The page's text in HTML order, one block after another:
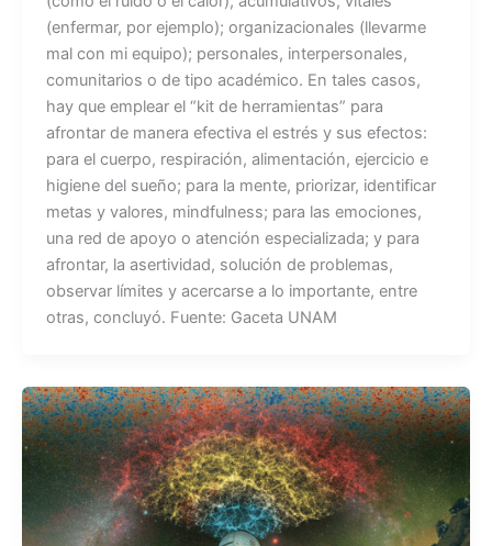
(enfermar, por ejemplo); organizacionales (llevarme
mal con mi equipo); personales, interpersonales,
comunitarios o de tipo académico. En tales casos,
hay que emplear el “kit de herramientas” para
afrontar de manera efectiva el estrés y sus efectos:
para el cuerpo, respiración, alimentación, ejercicio e
higiene del sueño; para la mente, priorizar, identificar
metas y valores, mindfulness; para las emociones,
una red de apoyo o atención especializada; y para
afrontar, la asertividad, solución de problemas,
observar límites y acercarse a lo importante, entre
otras, concluyó. Fuente: Gaceta UNAM